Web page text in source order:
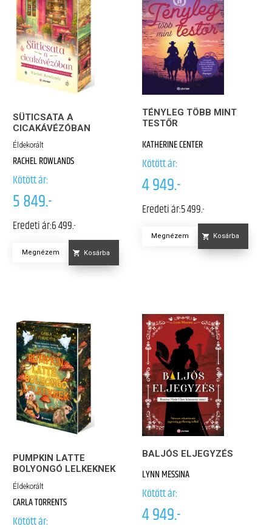
SÜTICSATA A
CICAKÁVÉZÓBAN
Éldekorált
RACHEL ROWLANDS
Kötött ár:
5 849.-
Eredeti ár:6 499.-
Megnézem Kosárba
TÉNYLEG TÖBB MINT
TESTŐR
KATHERINE CENTER
Kötött ár:
4 949.-
Eredeti ár:5 499.-
Megnézem Kosárba
PUMPKIN LATTE
BOLYONGÓ LELKEKNEK
Éldekorált
CARLA TORRENTS
Kötött ár:
BALJÓS ELJEGYZÉS
LYNN MESSINA
Kötött ár:
4 949.-